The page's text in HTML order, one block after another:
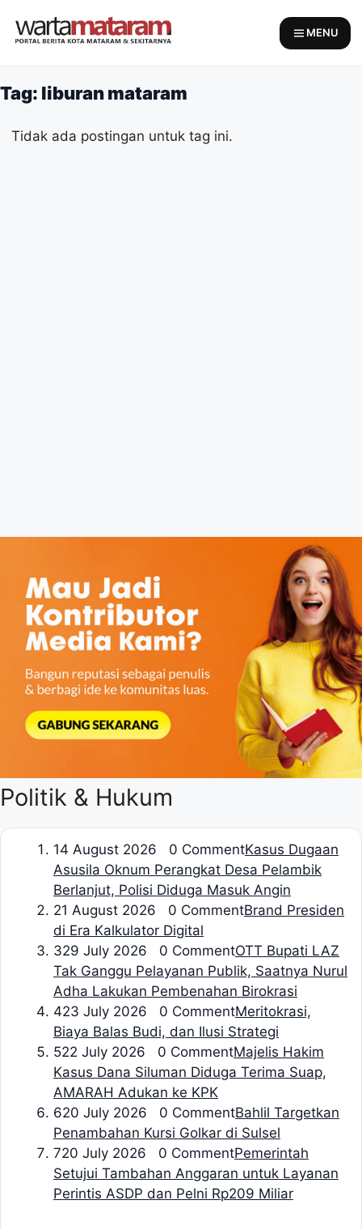
MENU
Tag: liburan mataram
Tidak ada postingan untuk tag ini.
Politik & Hukum
14 August 2026 0 CommentKasus Dugaan
Asusila Oknum Perangkat Desa Pelambik
Berlanjut, Polisi Diduga Masuk Angin
21 August 2026 0 CommentBrand Presiden
di Era Kalkulator Digital
329 July 2026 0 CommentOTT Bupati LAZ
Tak Ganggu Pelayanan Publik, Saatnya Nurul
Adha Lakukan Pembenahan Birokrasi
423 July 2026 0 CommentMeritokrasi,
Biaya Balas Budi, dan Ilusi Strategi
522 July 2026 0 CommentMajelis Hakim
Kasus Dana Siluman Diduga Terima Suap,
AMARAH Adukan ke KPK
620 July 2026 0 CommentBahlil Targetkan
Penambahan Kursi Golkar di Sulsel
720 July 2026 0 CommentPemerintah
Setujui Tambahan Anggaran untuk Layanan
Perintis ASDP dan Pelni Rp209 Miliar